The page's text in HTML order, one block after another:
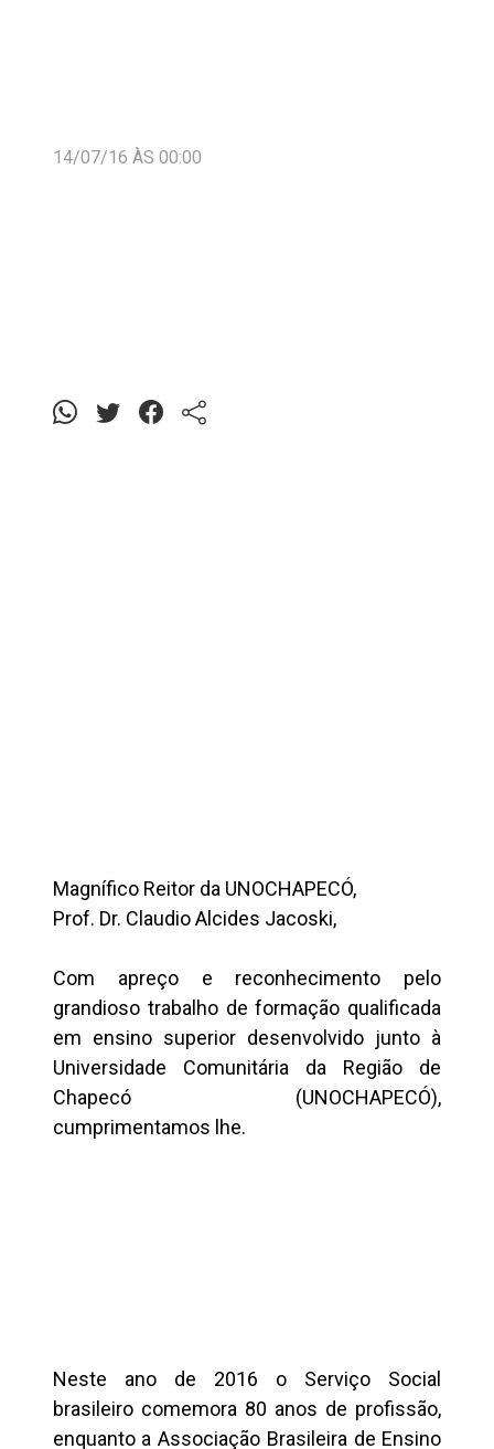
14/07/16 ÀS 00:00
Magnífico Reitor da UNOCHAPECÓ,
Prof. Dr. Claudio Alcides Jacoski,
Com apreço e reconhecimento pelo
grandioso trabalho de formação qualificada
em ensino superior desenvolvido junto à
Universidade Comunitária da Região de
Chapecó (UNOCHAPECÓ),
cumprimentamos lhe.
Neste ano de 2016 o Serviço Social
brasileiro comemora 80 anos de profissão,
enquanto a Associação Brasileira de Ensino